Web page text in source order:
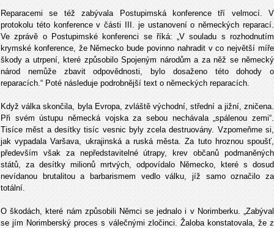
Reparacemi se též zabývala Postupimská konference tří velmocí. V
protokolu této konference v části III. je ustanovení o německých reparací.
Ve zprávě o Postupimské konferenci se říká: „V souladu s rozhodnutím
krymské konference, že Německo bude povinno nahradit v co největší míře
škody a utrpení, které způsobilo Spojeným národům a za něž se německý
národ nemůže zbavit odpovědnosti, bylo dosaženo této dohody o
reparacích.“ Poté následuje podrobnější text o německých reparacích.
Když válka skončila, byla Evropa, zvláště východní, střední a jižní, zničena.
Při svém ústupu německá vojska za sebou nechávala „spálenou zemi“.
Tisíce měst a desítky tisíc vesnic byly zcela destruovány. Vzpomeňme si,
jak vypadala Varšava, ukrajinská a ruská města. Za tuto hroznou spoušť,
především však za nepředstavitelné útrapy, krev občanů podmaněných
států, za desítky milionů mrtvých, odpovídalo Německo, které s dosud
nevídanou brutalitou a barbarismem vedlo válku, jíž samo označilo za
totální.
O škodách, které nám způsobili Němci se jednalo i v Norimberku. „Zabýval
se jím Norimberský proces s válečnými zločinci. Žaloba konstatovala, že z